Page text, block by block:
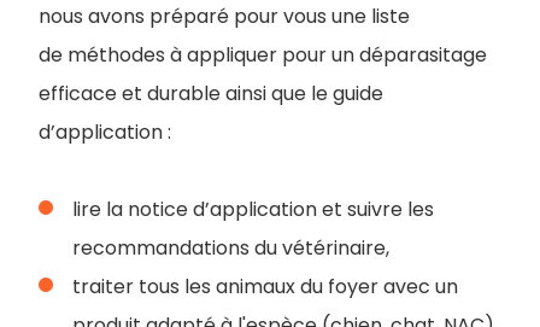
nous avons préparé pour vous une liste
de méthodes à appliquer pour un déparasitage
efficace et durable ainsi que le guide
d’application:
lire la notice d’application et suivre les
recommandations du vétérinaire,
traiter tous les animaux du foyer avec un